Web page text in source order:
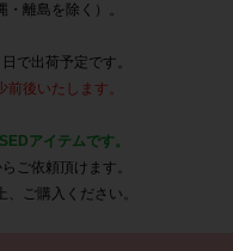
・離島を除く）。
で出荷予定です。
後いたします。
アイテムです。
らご依頼頂けます。
、ご購入ください。